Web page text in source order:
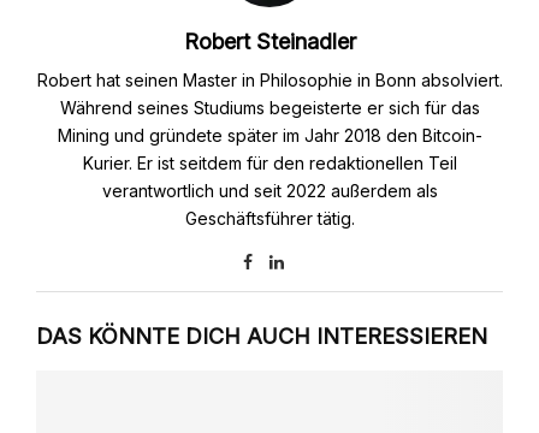
Robert Steinadler
Robert hat seinen Master in Philosophie in Bonn absolviert.
Während seines Studiums begeisterte er sich für das
Mining und gründete später im Jahr 2018 den Bitcoin-
Kurier. Er ist seitdem für den redaktionellen Teil
verantwortlich und seit 2022 außerdem als
Geschäftsführer tätig.
DAS KÖNNTE DICH AUCH INTERESSIEREN